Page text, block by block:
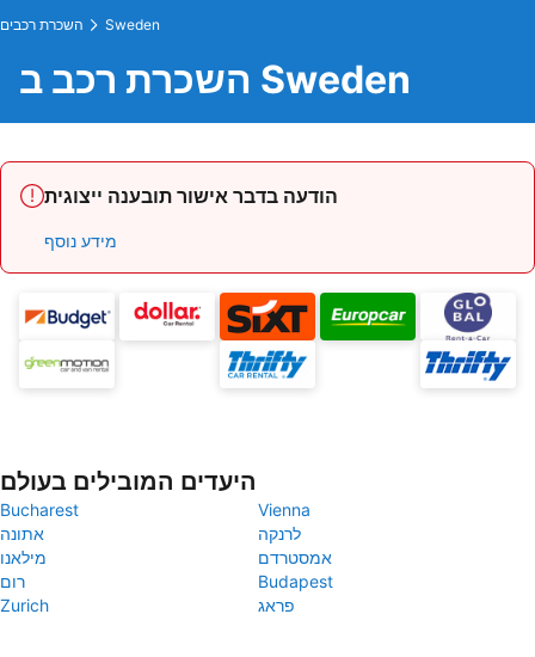
השכרת רכבים Sweden
השכרת רכב ב Sweden
הודעה בדבר אישור תובענה ייצוגית
מידע נוסף
היעדים המובילים בעולם
Bucharest
Vienna
אתונה
לרנקה
מילאנו
אמסטרדם
רום
Budapest
Zurich
פראג